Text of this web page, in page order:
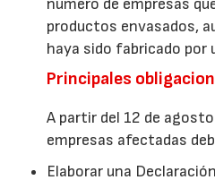
número de empresas
productos envasados,
haya sido fabricado por
Principales
A partir del 12 de
empresas afectadas
Elaborar una